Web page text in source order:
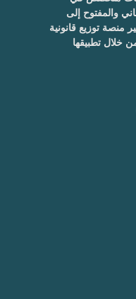
والمفتوح إلى
منصة توزيع قانونية
خلال تطبيقها